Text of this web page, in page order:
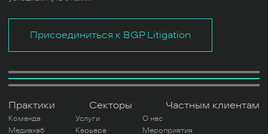
Присоединиться к BGP Litigation
Практики Секторы Частным клиентам
Команда Услуги
О нас
Медиахаб
Карьера Мероприятия